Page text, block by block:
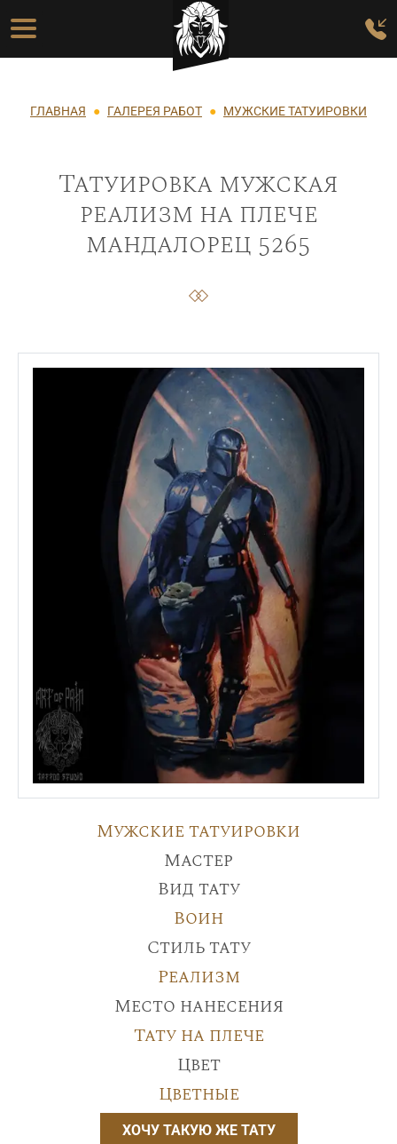
Перейти к основному содержанию
Основная навигация
Строка навигации
ГЛАВНАЯ ГАЛЕРЕЯ РАБОТ МУЖСКИЕ ТАТУИРОВКИ
Татуировка мужская
реализм на плече
мандалорец 5265
Мужские татуировки
Мастер
Вид тату
Воин
Стиль тату
Реализм
Место нанесения
Тату на плече
Цвет
Цветные
ХОЧУ ТАКУЮ ЖЕ ТАТУ